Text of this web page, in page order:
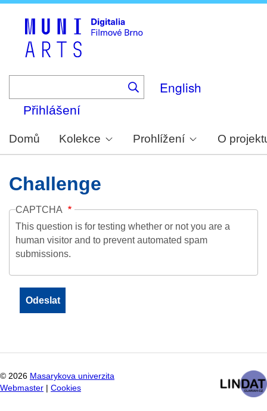
English
Přihlášení
Domů Kolekce Prohlížení O
Challenge
CAPTCHA
This question is for testing whether or not you are a
human visitor and to prevent automated spam
submissions.
© 2026 Masarykova univerzita
Webmaster
Cookies